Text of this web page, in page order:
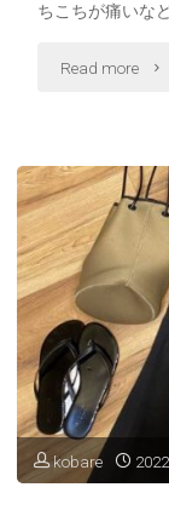
ー
ジ
ー
ド"
ちこちが痛いな
Read more "マ
ペ
ー
に
通
る
kobare